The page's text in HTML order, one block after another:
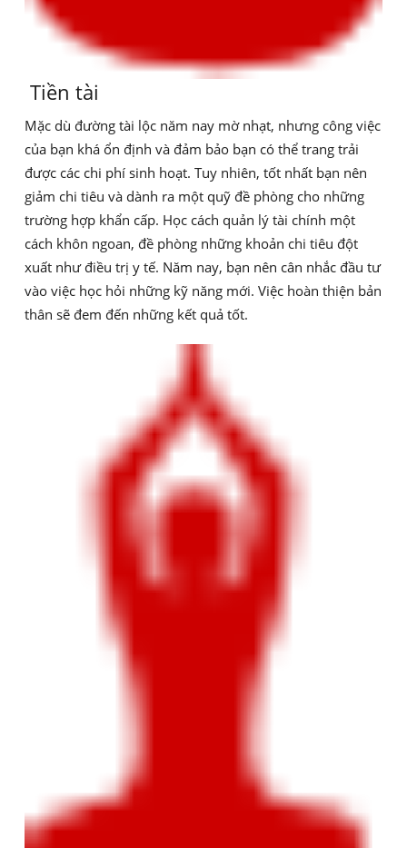
Tiền tài
Mặc dù đường tài lộc năm nay mờ nhạt, nhưng công việc
của bạn khá ổn định và đảm bảo bạn có thể trang trải
được các chi phí sinh hoạt. Tuy nhiên, tốt nhất bạn nên
giảm chi tiêu và dành ra một quỹ đề phòng cho những
trường hợp khẩn cấp. Học cách quản lý tài chính một
cách khôn ngoan, đề phòng những khoản chi tiêu đột
xuất như điều trị y tế. Năm nay, bạn nên cân nhắc đầu tư
vào việc học hỏi những kỹ năng mới. Việc hoàn thiện bản
thân sẽ đem đến những kết quả tốt.